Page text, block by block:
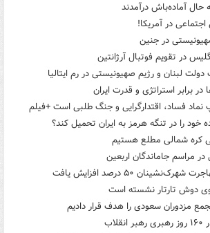
آماده‌باش درآمدند
در آمریکا!
در جنین
در تقویم فوتبال آرژانتین
دولت لبنان و رژیم صهیونیستی در رم ایتالیا
برابر استراتژی و قدرت ایران
نماد فساد، اقتدارگرایی و جنگ طلبی است +فیلم
خود را در تنگه هرمز به ایران تحمیل کند؟
کره شمالی مطلع هستیم
مراسم جاماندگان اربعین
۵۰ درصد افزایش یافت
دوش تارتار نشسته است
مزدوران سعودی را هدف قرار دادیم